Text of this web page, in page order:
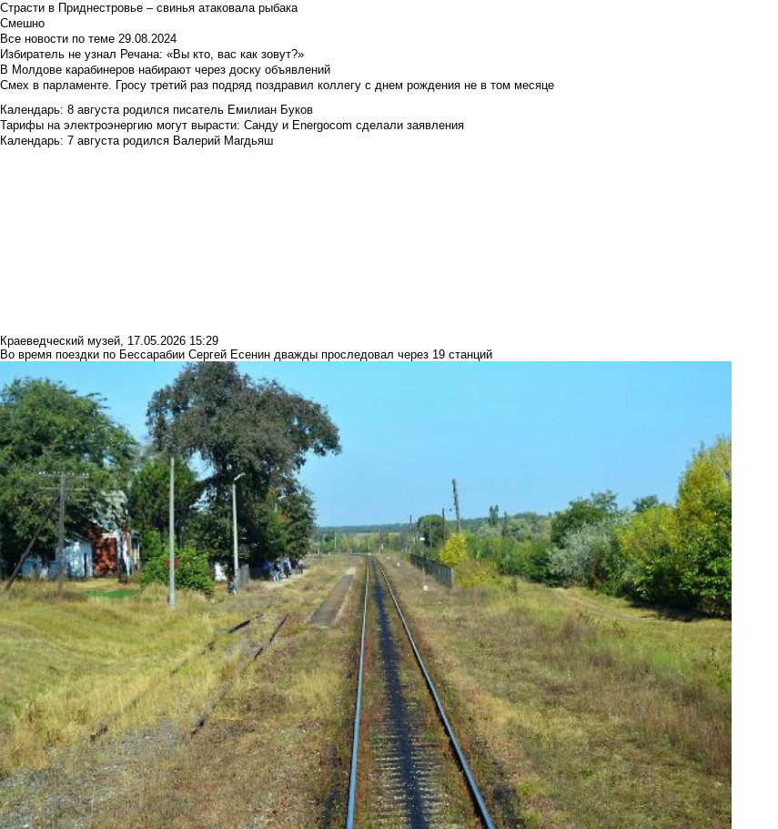
Страсти в Приднестровье – свинья атаковала рыбака
Смешно
Все новости по теме 29.08.2024
Избиратель не узнал Речана: «Вы кто, вас как зовут?»
В Молдове карабинеров набирают через доску объявлений
Смех в парламенте. Гросу третий раз подряд поздравил коллегу с днем рождения не в том месяце
Календарь: 8 августа родился писатель Емилиан Буков
Тарифы на электроэнергию могут вырасти: Санду и Energocom сделали заявления
Календарь: 7 августа родился Валерий Магдьяш
Краеведческий музей, 17.05.2026 15:29
Во время поездки по Бессарабии Сергей Есенин дважды проследовал через 19 станций